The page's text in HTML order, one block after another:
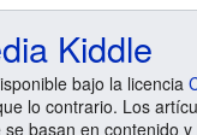
Kiddle
bajo la licencia
lo contrario. Los
basan en contenido